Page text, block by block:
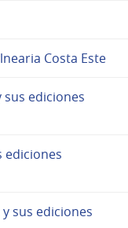
Costa Este
ediciones
ediciones
sus ediciones